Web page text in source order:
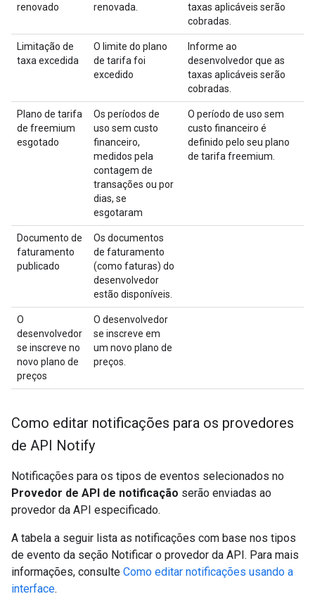
renovado
renovada.
taxas aplicáveis serão
cobradas.
Limitação de
taxa excedida
O limite do plano
de tarifa foi
excedido
Informe ao
desenvolvedor que as
taxas aplicáveis serão
cobradas.
Plano de tarifa
de freemium
esgotado
Os períodos de
uso sem custo
financeiro,
medidos pela
contagem de
transações ou por
dias, se
esgotaram
O período de uso sem
custo financeiro é
definido pelo seu plano
de tarifa freemium.
Documento de
faturamento
publicado
Os documentos
de faturamento
(como faturas) do
desenvolvedor
estão disponíveis.
O
desenvolvedor
se inscreve no
novo plano de
preços
O desenvolvedor
se inscreve em
um novo plano de
preços.
Como editar notificações para os provedores
de API Notify
Notificações para os tipos de eventos selecionados no
Provedor de API de notificação serão enviadas ao
provedor da API especificado.
A tabela a seguir lista as notificações com base nos tipos
de evento da seção Notificar o provedor da API. Para mais
informações, consulte Como editar notificações usando a
interface.